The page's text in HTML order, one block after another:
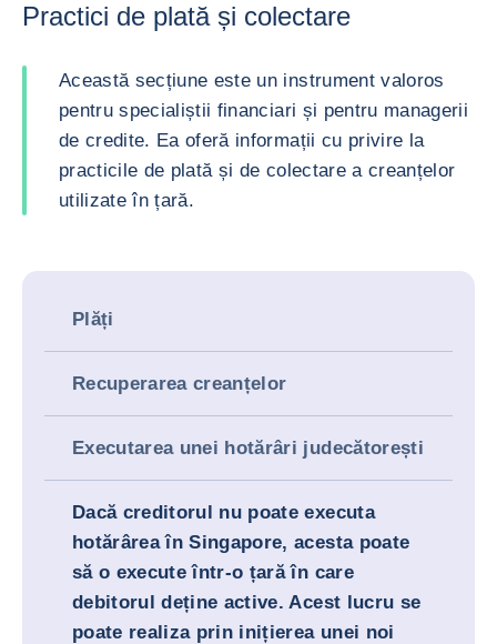
Practici de plată și colectare
Această secțiune este un instrument valoros
pentru specialiștii financiari și pentru managerii
de credite. Ea oferă informații cu privire la
practicile de plată și de colectare a creanțelor
utilizate în țară.
Plăți
Recuperarea creanțelor
Executarea unei hotărâri judecătorești
Dacă creditorul nu poate executa
hotărârea în Singapore, acesta poate
să o execute într-o țară în care
debitorul deține active. Acest lucru se
poate realiza prin inițierea unei noi